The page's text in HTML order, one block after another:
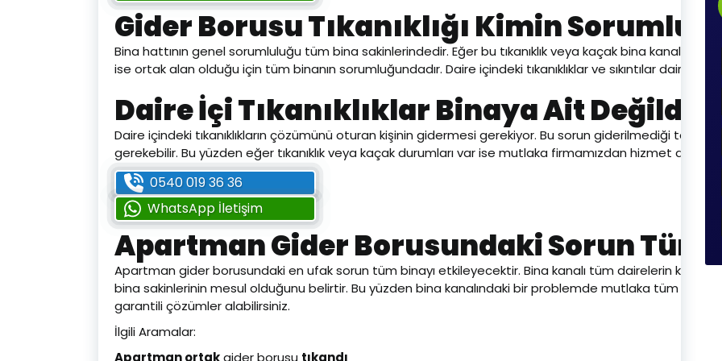
Gider Borusu Tıkanıklığı Kimin
Bina hattının genel sorumluluğu tüm bina sakinlerindedir. Eğer bu tıkanıklık veya kaçak bina
ise ortak alan olduğu için tüm binanın sorumluğundadır. Daire içindeki tıkanıklıklar ve sıkıntılar
Daire İçi Tıkanıklıklar Binaya Ait Değildir
Daire içindeki tıkanıklıkların çözümünü oturan kişinin gidermesi gerekiyor. Bu sorun giderilmediği
gerekebilir. Bu yüzden eğer tıkanıklık veya kaçak durumları var ise mutlaka firmamızdan hizmet
0540 019 36 36
WhatsApp İletişim
Apartman Gider Borusundaki Sorun Tüm
Apartman gider borusundaki en ufak sorun tüm binayı etkileyecektir. Bina kanalı tüm dairelerin
bina sakinlerinin mesul olduğunu belirtir. Bu yüzden bina kanalındaki bir problemde mutlaka tüm bina
garantili çözümler alabilirsiniz.
İlgili Aramalar:
Apartman ortakgider borusu tıkandı